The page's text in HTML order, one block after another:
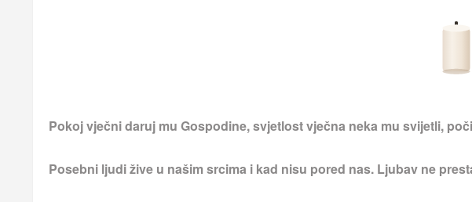
Pokoj vječni daruj mu Gospodine, svjetlost vječna neka mu svijetli,
Posebni ljudi žive u našim srcima i kad nisu pored nas. Ljubav ne